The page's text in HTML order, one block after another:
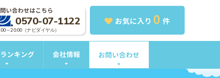
お気に入り 0 件
い合わせはこちら
0570-07-1122
～20:00（ナビダイヤル）
ンキング 会社情報 お問い合わせ